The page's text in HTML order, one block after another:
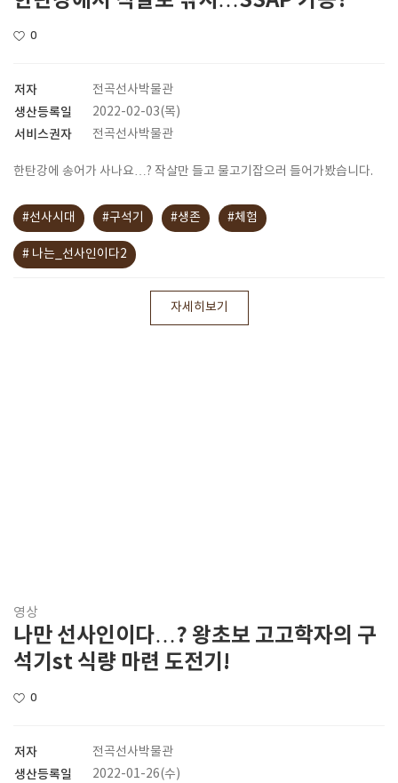
0
저자 전곡선사박물관
생산등록일 2022-02-03(목)
서비스권자 전곡선사박물관
한탄강에 송어가 사나요…? 작살만 들고 물고기잡으러 들어가봤습니다.
#선사시대 #구석기 #생존 #체험
# 나는_선사인이다2
자세히보기
영상
나만 선사인이다…? 왕초보 고고학자의 구
석기st 식량 마련 도전기!
0
저자 전곡선사박물관
생산등록일 2022-01-26(수)